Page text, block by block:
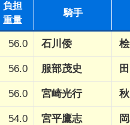
負担
重量
騎手
56.0 石川倭
56.0 服部茂史
56.0 宮崎光行
54.0 宮平鷹志